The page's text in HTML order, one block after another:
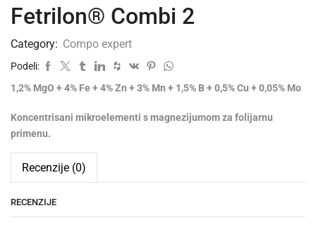
Fetrilon® Combi 2
Category: Compo expert
Podeli:
1,2% MgO + 4% Fe + 4% Zn + 3% Mn + 1,5% B + 0,5% Cu + 0,05% Mo
Koncentrisani mikroelementi s magnezijumom za folijarnu
primenu.
Recenzije (0)
RECENZIJE